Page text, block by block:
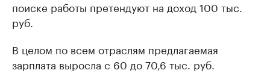
поиске работы претендуют на доход 100 тыс.
руб.
В целом по всем отраслям предлагаемая
зарплата выросла с 60 до 70,6 тыс. руб.